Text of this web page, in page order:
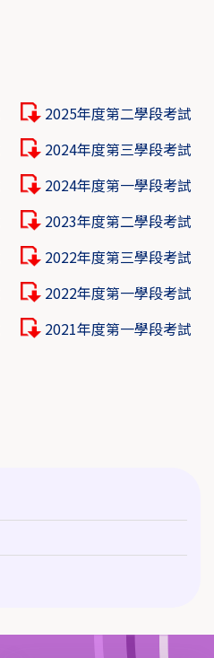
2025年度第二學段考試
2024年度第三學段考試
2024年度第一學段考試
2023年度第二學段考試
2022年度第三學段考試
2022年度第一學段考試
2021年度第一學段考試